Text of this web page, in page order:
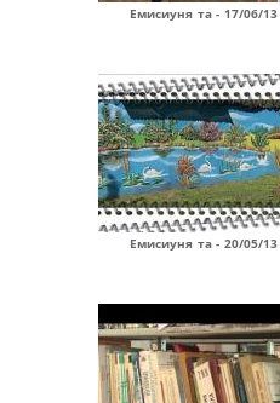
Емисиуня та - 17/06/13
Емисиуня та - 20/05/13